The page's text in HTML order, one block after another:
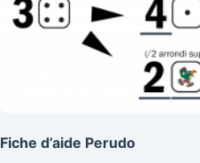
Fiche d’aide Perudo